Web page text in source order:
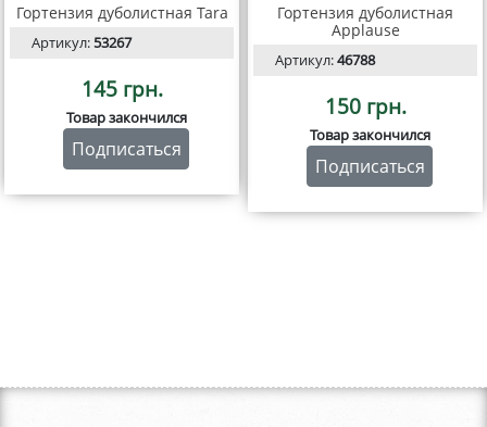
Гортензия дуболистная Tara
Артикул:53267
145 грн.
Товар закончился
Подписаться
Гортензия дуболистная
Applause
Артикул:46788
150 грн.
Товар закончился
Подписаться